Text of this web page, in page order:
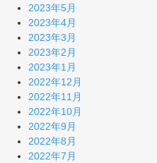
2023年5月
2023年4月
2023年3月
2023年2月
2023年1月
2022年12月
2022年11月
2022年10月
2022年9月
2022年8月
2022年7月